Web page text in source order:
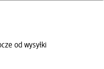
od wysyłki